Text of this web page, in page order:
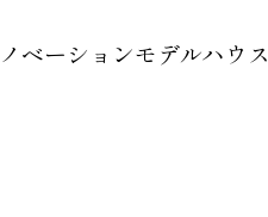
ベーションモデルハウス